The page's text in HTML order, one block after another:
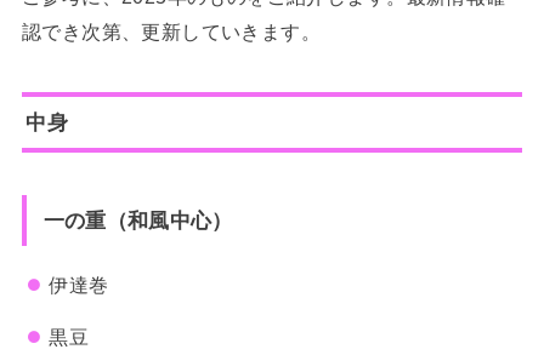
認でき次第、更新していきます。
中身
一の重（和風中心）
伊達巻
黒豆